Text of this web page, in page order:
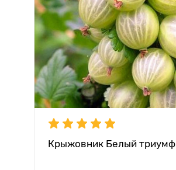
Крыжовник Белый триумф